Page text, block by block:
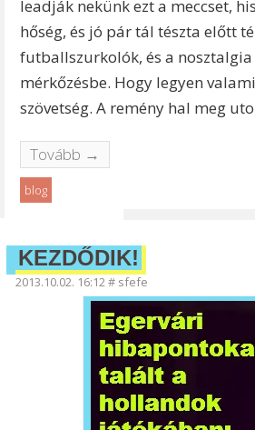
leadják nekünk ezt a meccset,
hőség, és jó pár tál tészta előtt
futballszurkolók, és a
mérkőzésbe. Hogy legyen
szövetség. A remény hal meg
Tovább →
blog
KEZDŐDIK!
2013.10.02. 16:12# sfefe